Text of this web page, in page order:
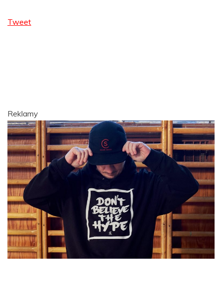
Tweet
Reklamy